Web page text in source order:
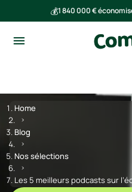
💰1 840 000 €
Home
Blog
Nos sélections
Les 5 meilleurs podcasts sur